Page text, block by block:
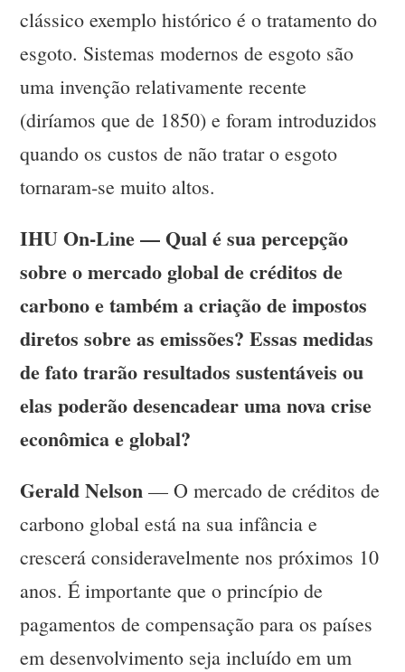
clássico exemplo histórico é o tratamento do
esgoto. Sistemas modernos de esgoto são
uma invenção relativamente recente
(diríamos que de 1850) e foram introduzidos
quando os custos de não tratar o esgoto
tornaram-se muito altos.
IHU On-Line — Qual é sua percepção
sobre o mercado global de créditos de
carbono e também a criação de impostos
diretos sobre as emissões? Essas medidas
de fato trarão resultados sustentáveis ou
elas poderão desencadear uma nova crise
econômica e global?
Gerald Nelson — O mercado de créditos de
carbono global está na sua infância e
crescerá consideravelmente nos próximos 10
anos. É importante que o princípio de
pagamentos de compensação para os países
em desenvolvimento seja incluído em um